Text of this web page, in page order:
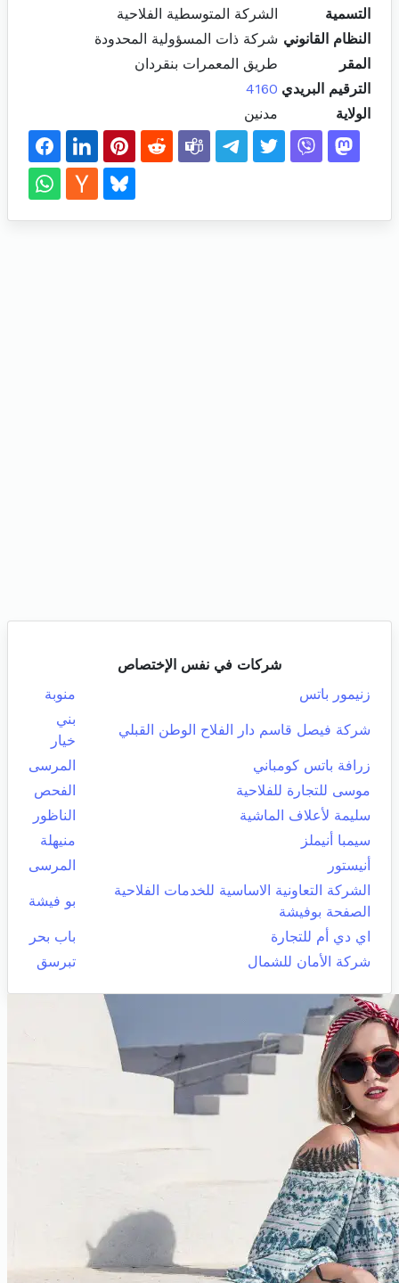
التسمية
الشركة المتوسطية الفلاحية
النظام القانوني شركة ذات المسؤولية المحدودة
المقر
طريق المعمرات بنقردان
الترقيم البريدي 4160
الولاية
مدنين
شركات في نفس الإختصاص
زنيمور باتس
منوبة
شركة فيصل قاسم دار الفلاح الوطن القبلي
بني
خيار
زرافة باتس كومباني
المرسى
موسى للتجارة للفلاحية
الفحص
سليمة لأعلاف الماشية
الناظور
سيمبا أنيملز
منيهلة
أنيستور
المرسى
الشركة التعاونية الاساسية للخدمات الفلاحية
الصفحة بوفيشة
بو فيشة
اي دي أم للتجارة
باب بحر
شركة الأمان للشمال
تبرسق